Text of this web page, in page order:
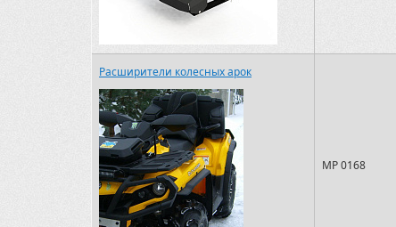
Расширители колесных арок
MP 0168